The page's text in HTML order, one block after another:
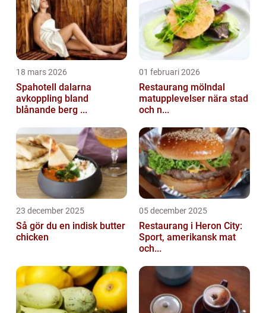
18 mars 2026
Spahotell dalarna
avkoppling bland
blånande berg ...
01 februari 2026
Restaurang mölndal
matupplevelser nära stad
och n...
23 december 2025
Så gör du en indisk butter
chicken
05 december 2025
Restaurang i Heron City:
Sport, amerikansk mat
och...